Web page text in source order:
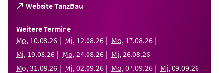
Website TanzBau
(Öffnet
in
einem
neuen
Tab)
Weitere Termine
Mo, 10.08.26 Mi, 12.08.26 Mo, 17.08.26
Mi, 19.08.26 Mo, 24.08.26 Mi, 26.08.26
Mo, 31 .08.26 Mi, 02.09.26 Mo, 07.09.26 Mi, 09.09.26